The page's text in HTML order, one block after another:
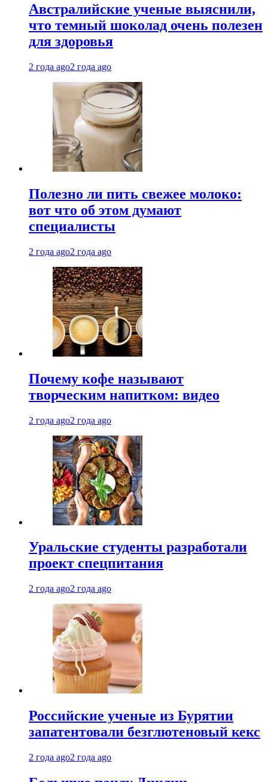
Австралийские ученые выяснили,
что темный шоколад очень полезен
для здоровья
2 года ago2 года ago
Полезно ли пить свежее молоко:
вот что об этом думают
специалисты
2 года ago2 года ago
Почему кофе называют
творческим напитком: видео
2 года ago2 года ago
Уральские студенты разработали
проект спецпитания
2 года ago2 года ago
Российские ученые из Бурятии
запатентовали безглютеновый кекс
2 года ago2 года ago